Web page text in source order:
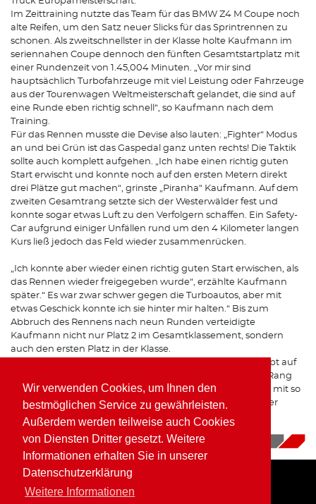
Wir verwenden Cookies, um Ihnen den
bestmöglichen Service zu gewährleisten.
Außerdem werden teilweise auch Cookies
von Diensten Dritter gesetzt. Weitere
Informationen erhalten Sie in unserer
Datenschutzerklärung
Weitere Informationen
Im Zeittraining nutzte das Team für das BMW Z4 M Coupe noch
alte Reifen, um den Satz neuer Slicks für das Sprintrennen zu
schonen. Als zweitschnellster in der Klasse holte Kaufmann im
seriennahen Coupe dennoch den fünften Gesamtstartplatz mit
einer Rundenzeit von 1.45,004 Minuten. „Vor mir sind
hauptsächlich Turbofahrzeuge mit viel Leistung oder Fahrzeuge
aus der Tourenwagen Weltmeisterschaft gelandet, die sind auf
eine Runde eben richtig schnell“, so Kaufmann nach dem
Training.
Für das Rennen musste die Devise also lauten: „Fighter“ Modus
an und bei Grün ist das Gaspedal ganz unten rechts! Die Taktik
sollte auch komplett aufgehen. „Ich habe einen richtig guten
Start erwischt und konnte noch auf den ersten Metern direkt
drei Plätze gut machen“, grinste „Piranha“ Kaufmann. Auf dem
zweiten Gesamtrang setzte sich der Westerwälder fest und
konnte sogar etwas Luft zu den Verfolgern schaffen. Ein Safety-
Car aufgrund einiger Unfällen rund um den 4 Kilometer langen
Kurs ließ jedoch das Feld wieder zusammenrücken.
„Ich konnte aber wieder einen richtig guten Start erwischen, als
das Rennen wieder freigegeben wurde“, erzählte Kaufmann
später.“ Es war zwar schwer gegen die Turboautos, aber mit
etwas Geschick konnte ich sie hinter mir halten.“ Bis zum
Abbruch des Rennens nach neun Runden verteidigte
Kaufmann nicht nur Platz 2 im Gesamtklassement, sondern
auch den ersten Platz in der Klasse.
„Gegen die stärkeren Autos ist es immer schwer überhaupt auf
das Podium zu fahren, daher hat das Team den zweiten Rang
heute mehr als verdient. Die kleine Mannschaft ist immer mit so
viel Euphorie dabei, das muss einfach belohnt werden. Der
Klassensieg ist dann noch die Kirsche auf der Sahne“, zog
20.09.2018
Home Impressum